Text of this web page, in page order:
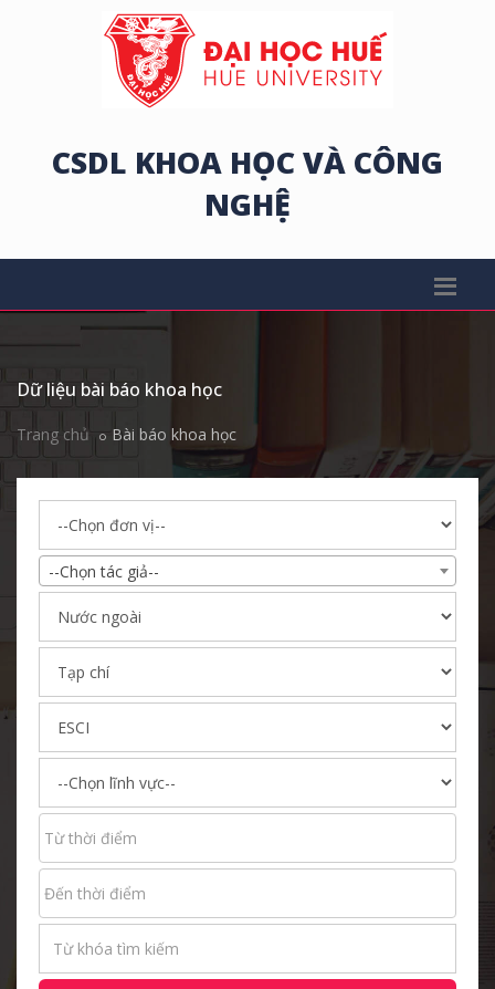
CSDL KHOA HỌC VÀ CÔNG
NGHỆ
Dữ liệu bài báo khoa học
Trang chủ Bài báo khoa học
--Chọn tác giả--